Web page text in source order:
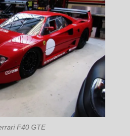
F40 GTE